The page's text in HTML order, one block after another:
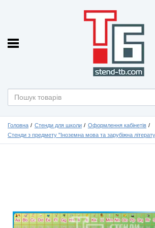
Головна Стенди для школи
Оформлення кабінетів
Стенди з предмету "Іноземна мова та зарубіжна